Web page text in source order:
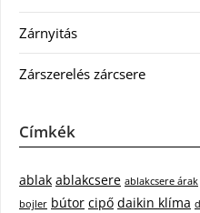
Zárnyitás
Zárszerelés zárcsere
Címkék
ablak ablakcsere ablakcsere árak
bojler bútor cipő daikin klíma